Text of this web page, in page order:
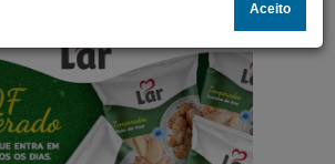
Aceito